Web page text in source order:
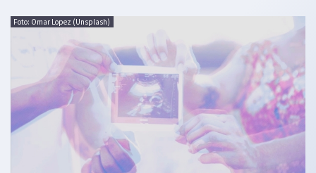
Foto: Omar Lopez (Unsplash)